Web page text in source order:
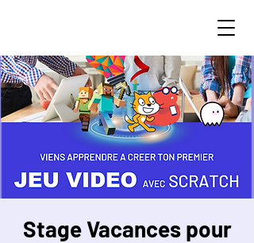
Stage Vacances pour